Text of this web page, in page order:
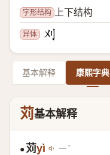
字形结构
上下结构
异体
基本解释 康熙字典
苅基本解释
● 苅yì ㄧˋ